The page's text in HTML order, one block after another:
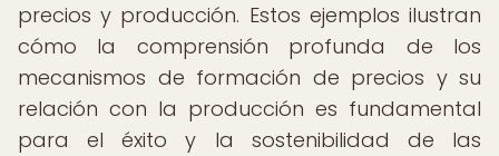
precios y producción. Estos ejemplos ilustran
cómo la comprensión profunda de los
mecanismos de formación de precios y su
relación con la producción es fundamental
para el éxito y la sostenibilidad de las